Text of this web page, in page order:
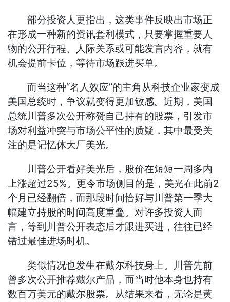
部分投资人更指出，这类事件反映出市场正
在形成一种新的资讯套利模式，只要掌握重要人
物的公开行程、人际关系或可能发言内容，就有
机会提前卡位，等待市场跟进买单。
而当这种“名人效应”的主角从科技企业家变成
美国总统时，争议就变得更加敏感。近期，美国
总统川普多次公开称赞自己持有的股票，引发市
场对利益冲突与市场公平性的质疑，其中最受关
注的是记忆体大厂美光。
川普公开看好美光后，股价在短短一周多内
上涨超过25%。更令市场侧目的是，美光在此前2
个月已经翻倍，而那段时间恰好与川普第一季大
幅建立持股的时间高度重叠。对许多投资人而
言，等到川普公开表态后才跟进买进，往往已经
错过最佳进场时机。
类似情况也发生在戴尔科技身上。川普先前
曾多次公开推荐戴尔产品，而当时他本身也持有
数百万美元的戴尔股票。从结果来看，无论是黄